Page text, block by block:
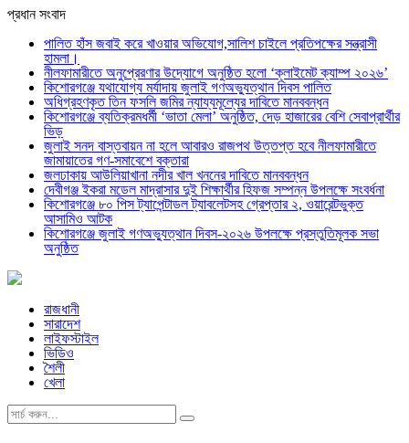
প্রধান সংবাদ
পালিত হাঁস জবাই করে খাওয়ার অভিযোগ,সালিশ চাইলে প্রতিপক্ষের সন্ত্রাসী
হামলা।
নীলফামারীতে অনুপ্রেরণার উদ্যোগে অনুষ্ঠিত হলো ‘ক্লাইমেট ক্যাম্প ২০২৬’
কিশোরগঞ্জে যথাযোগ্য মর্যাদায় জুলাই গণঅভ্যুত্থান দিবস পালিত
অধিগ্রহণকৃত তিন ফসলি জমির ন্যায্যমূল্যের দাবিতে মানববন্ধন
কিশোরগঞ্জে ব্যতিক্রমধর্মী ‘ভাতা মেলা’ অনুষ্ঠিত, দেড় হাজারের বেশি সেবাপ্রার্থীর
ভিড়
জুলাই সনদ বাস্তবায়ন না হলে আবারও রাজপথ উত্তপ্ত হবে নীলফামারীতে
জামায়াতের গণ-সমাবেশে বক্তারা
জলঢাকায় আউলিয়াখানা নদীর খাল খননের দাবিতে মানববন্ধন
দেবীগঞ্জ ইকরা মডেল মাদ্রাসার দুই শিক্ষার্থীর হিফজ সম্পন্ন উপলক্ষে সংবর্ধনা
কিশোরগঞ্জে ৮০ পিস ট্যাপেন্টাডল ট্যাবলেটসহ গ্রেপ্তার ২, ওয়ারেন্টভুক্ত
আসামিও আটক
কিশোরগঞ্জে জুলাই গণঅভ্যুত্থান দিবস-২০২৬ উপলক্ষে প্রস্তুতিমূলক সভা
অনুষ্ঠিত
রাজধানী
সারাদেশ
লাইফস্টাইল
ভিডিও
শৈলী
খেলা